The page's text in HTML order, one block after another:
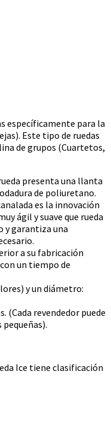
específicamente para la
Este tipo de ruedas
de grupos (Cuartetos,
presenta una llanta
de poliuretano.
es la innovación
ágil y suave que rueda
y garantiza una
a su fabricación
un tiempo de
y un diámetro:
(Cada revendedor puede
Ice tiene clasificación